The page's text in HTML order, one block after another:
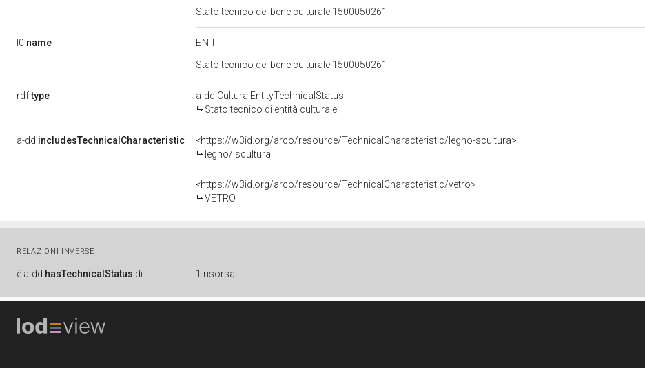
Stato tecnico del bene culturale 1500050261
l0:name EN
IT
Stato tecnico del bene culturale 1500050261
rdf:type
a-dd:CulturalEntityTechnicalStatus
Stato tecnico di entità culturale
a-dd:includesTechnicalCharacteristic
<https://w3id.org/arco/resource/TechnicalCharacteristic/legno-scultura>
legno/ scultura
<https://w3id.org/arco/resource/TechnicalCharacteristic/vetro>
VETRO
RELAZIONI INVERSE
è a-dd:hasTechnicalStatus di 1 risorsa